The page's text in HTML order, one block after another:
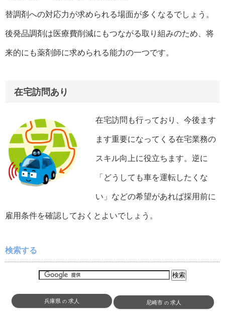
替調剤への対応力が求められる場面が多くなるでしょう。
後発品調剤は医療費削減にもつながる取り組みのため、将
来的にも薬剤師に求められる能力の一つです。
在宅訪問あり
在宅訪問も行っており、今後ます
ます重要になってくる在宅業務の
スキル向上に役立ちます。逆に
「どうしても車を運転したくな
い」などの希望があれば採用前に
雇用条件を確認しておくとよいでしょう。
検索する
兵庫県の 求人 尼崎市の 求人